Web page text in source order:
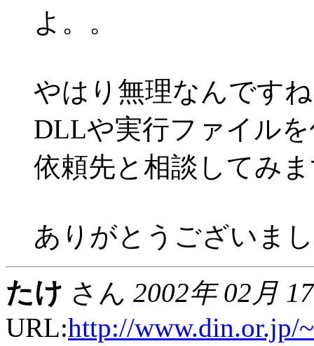
よ。。
やはり無理なんです
DLLや実行ファイル
依頼先と相談してみ
ありがとうございま
たけ さん 2002年 02月
URL:http://www.din.or.jp/